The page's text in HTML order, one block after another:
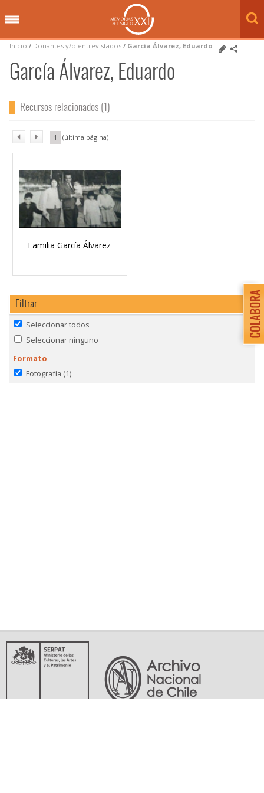
Inicio / Donantes y/o entrevistados / García Álvarez, Eduardo
García Álvarez, Eduardo
Recursos relacionados (1)
Familia García Álvarez
1
Filtrar
Seleccionar todos
Seleccionar ninguno
Formato
Fotografía (1)